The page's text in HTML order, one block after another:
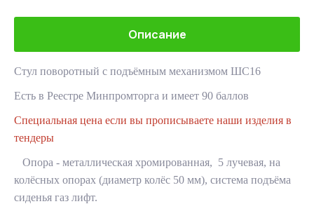
Описание
Стул поворотный с подъёмным механизмом ШС16
Есть в Реестре Минпромторга и имеет 90 баллов
Специальная цена если вы прописываете наши изделия в
тендеры
Опора - металлическая хромированная, 5 лучевая, на
колёсных опорах (диаметр колёс 50 мм), система подъёма
сиденья газ лифт.